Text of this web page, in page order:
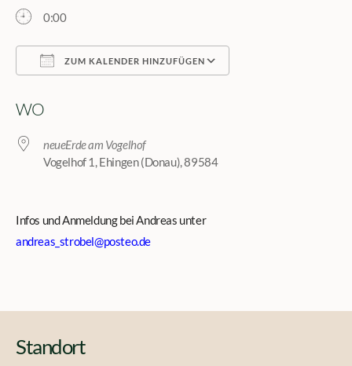
0:00
ZUM KALENDER HINZUFÜGEN
WO
neueErde am Vogelhof
Vogelhof 1, Ehingen (Donau), 89584
Infos und Anmeldung bei Andreas unter
andreas_strobel@posteo.de
Standort